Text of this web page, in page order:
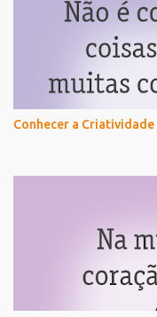
Conhecer a Criatividade